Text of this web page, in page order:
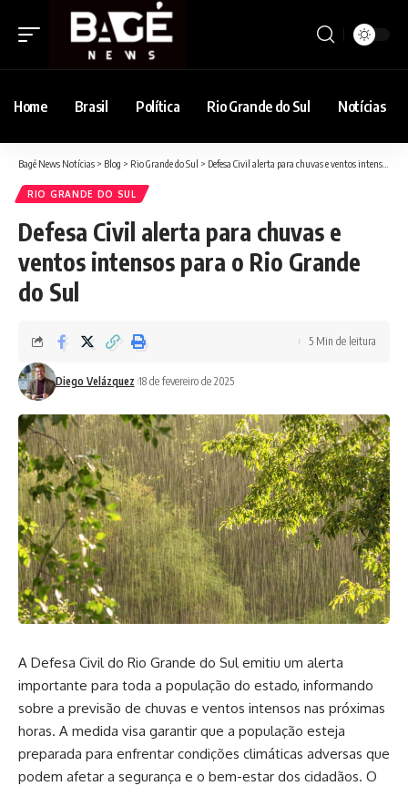
Home Brasil Política Rio Grande do Sul Notícias
Bagé News Notícias > Blog > Rio Grande do Sul > Defesa Civil alerta para chuvas e ventos intensos para o Rio Grande do Sul
RIO GRANDE DO SUL
Defesa Civil alerta para chuvas e
ventos intensos para o Rio Grande
do Sul
Diego Velázquez 18 de fevereiro de 2025
5 Min de leitura
A Defesa Civil do Rio Grande do Sul emitiu um alerta
importante para toda a população do estado, informando
sobre a previsão de chuvas e ventos intensos nas próximas
horas. A medida visa garantir que a população esteja
preparada para enfrentar condições climáticas adversas que
podem afetar a segurança e o bem-estar dos cidadãos. O